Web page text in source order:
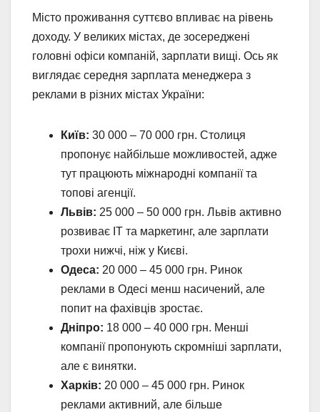
Місто проживання суттєво впливає на рівень
доходу. У великих містах, де зосереджені
головні офіси компаній, зарплати вищі. Ось як
виглядає середня зарплата менеджера з
реклами в різних містах України:
Київ: 30 000 – 70 000 грн. Столиця
пропонує найбільше можливостей, адже
тут працюють міжнародні компанії та
топові агенції.
Львів: 25 000 – 50 000 грн. Львів активно
розвиває IT та маркетинг, але зарплати
трохи нижчі, ніж у Києві.
Одеса: 20 000 – 45 000 грн. Ринок
реклами в Одесі менш насичений, але
попит на фахівців зростає.
Дніпро: 18 000 – 40 000 грн. Менші
компанії пропонують скромніші зарплати,
але є винятки.
Харків: 20 000 – 45 000 грн. Ринок
реклами активний, але більше